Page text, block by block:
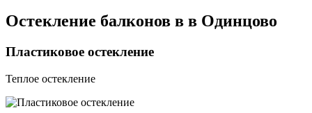
Остекление балконов в в Одинцово
Пластиковое остекление
Теплое остекление